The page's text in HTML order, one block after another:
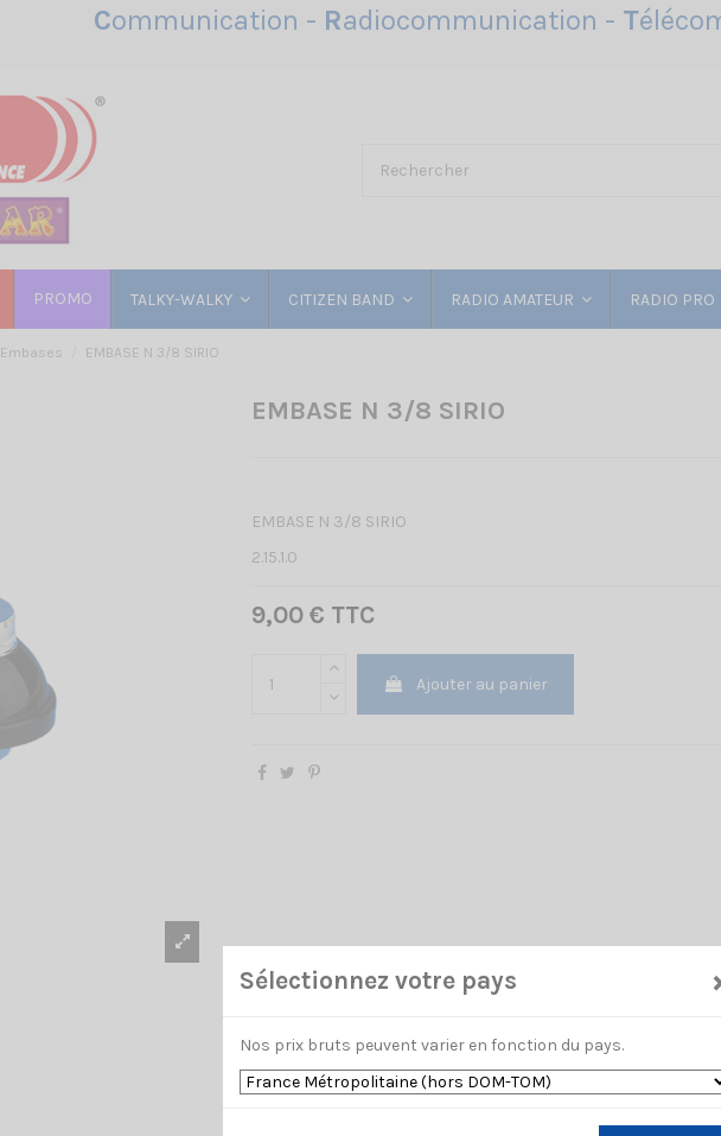
Communication - Radiocommunication - T
PROMO TALKY-WALKY CITIZEN BAND RADIO AMATEUR RADIO PRO
Embases EMBASE N 3/8 SIRIO
EMBASE N 3/8 SIRIO
EMBASE N 3/8 SIRIO
2.15.1.0
9,00 € TTC
Ajouter au panier
Sélectionnez votre pays
Nos prix bruts peuvent varier en fonction du pays.